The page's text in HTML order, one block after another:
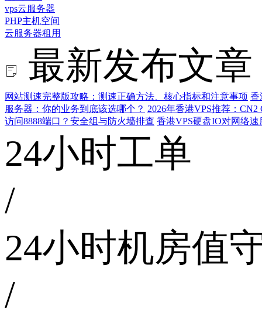
vps云服务器
PHP主机空间
云服务器租用
最新发布文章
网站测速完整版攻略：测速正确方法、核心指标和注意事项 香
服务器：你的业务到底该选哪个？ 2026年香港VPS推荐：
访问8888端口？安全组与防火墙排查 香港VPS硬盘IO对网络
24小时工单
/
24小时机房值
/